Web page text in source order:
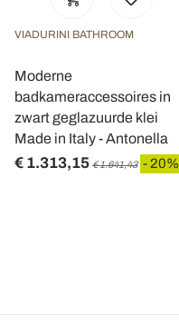
VIADURINI BATHROOM
Moderne
badkameraccessoires in
zwart geglazuurde klei
Made in Italy - Antonella
€ 1.313,15 € 1.641,43 - 20%